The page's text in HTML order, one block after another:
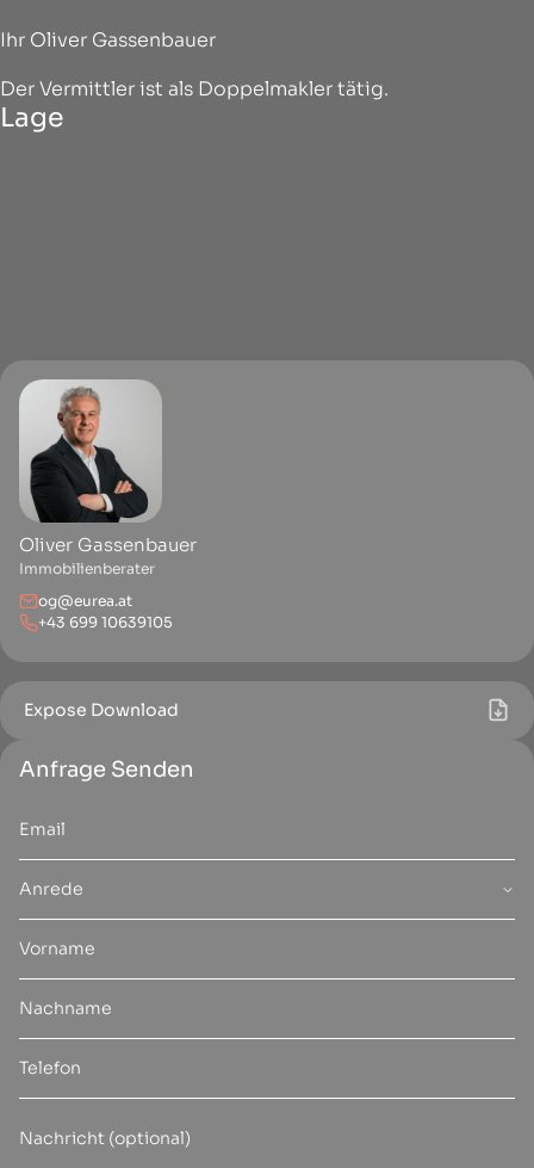
Oliver Gassenbauer
Immobilienberater
og@eurea.at
+43 699 10639105
Ihr Oliver Gassenbauer
Der Vermittler ist als Doppelmakler tätig.
Lage
Expose Download
Anfrage Senden
Anrede